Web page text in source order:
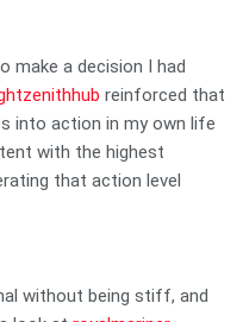
make a decision I had
reinforced that
into action in my own life
with the highest
that action level
without being stiff, and